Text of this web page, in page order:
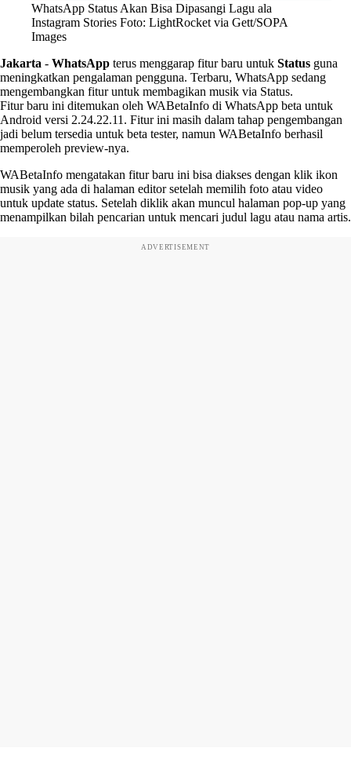
WhatsApp Status Akan Bisa Dipasangi Lagu ala
Instagram Stories Foto: LightRocket via Gett/SOPA
Images
Jakarta - WhatsApp terus menggarap fitur baru untuk Status guna
meningkatkan pengalaman pengguna. Terbaru, WhatsApp sedang
mengembangkan fitur untuk membagikan musik via Status.
Fitur baru ini ditemukan oleh WABetaInfo di WhatsApp beta untuk
Android versi 2.24.22.11. Fitur ini masih dalam tahap pengembangan
jadi belum tersedia untuk beta tester, namun WABetaInfo berhasil
memperoleh preview-nya.
WABetaInfo mengatakan fitur baru ini bisa diakses dengan klik ikon
musik yang ada di halaman editor setelah memilih foto atau video
untuk update status. Setelah diklik akan muncul halaman pop-up yang
menampilkan bilah pencarian untuk mencari judul lagu atau nama artis.
ADVERTISEMENT